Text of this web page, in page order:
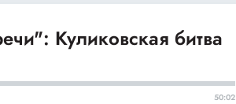
Куликовская битва
50:02